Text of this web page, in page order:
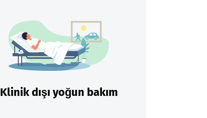
Klinik dışı yoğun bakım